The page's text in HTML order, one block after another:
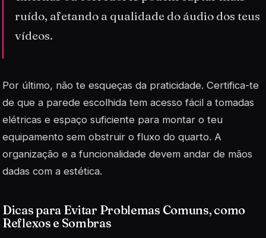
ruído, afetando a qualidade do áudio dos teus
vídeos.
Por último, não te esqueças da praticidade. Certifica-te
de que a parede escolhida tem acesso fácil a tomadas
elétricas e espaço suficiente para montar o teu
equipamento sem obstruir o fluxo do quarto. A
organização e a funcionalidade devem andar de mãos
dadas com a estética.
Dicas para Evitar Problemas Comuns, como
Reflexos e Sombras